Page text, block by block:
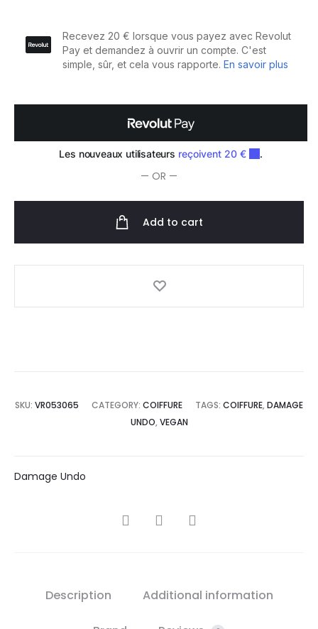
Shampooing
Réparateur
— OR —
Add to cart
SKU: VR053065 CATEGORY: COIFFURE TAGS: COIFFURE, DAMAGE
UNDO, VEGAN
Damage Undo
SHARE
Description Additional information